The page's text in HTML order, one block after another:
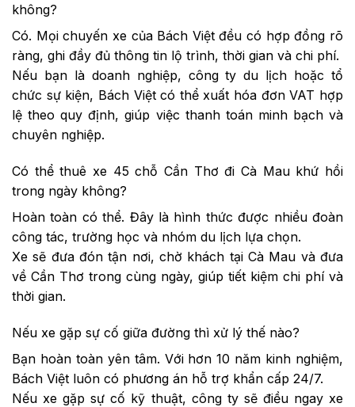
không?
Có. Mọi chuyến xe của Bách Việt đều có hợp đồng rõ
ràng, ghi đầy đủ thông tin lộ trình, thời gian và chi phí.
Nếu bạn là doanh nghiệp, công ty du lịch hoặc tổ
chức sự kiện, Bách Việt có thể xuất hóa đơn VAT hợp
lệ theo quy định, giúp việc thanh toán minh bạch và
chuyên nghiệp.
Có thể thuê xe 45 chỗ Cần Thơ đi Cà Mau khứ hồi
trong ngày không?
Hoàn toàn có thể. Đây là hình thức được nhiều đoàn
công tác, trường học và nhóm du lịch lựa chọn.
Xe sẽ đưa đón tận nơi, chờ khách tại Cà Mau và đưa
về Cần Thơ trong cùng ngày, giúp tiết kiệm chi phí và
thời gian.
Nếu xe gặp sự cố giữa đường thì xử lý thế nào?
Bạn hoàn toàn yên tâm. Với hơn 10 năm kinh nghiệm,
Bách Việt luôn có phương án hỗ trợ khẩn cấp 24/7.
Nếu xe gặp sự cố kỹ thuật, công ty sẽ điều ngay xe